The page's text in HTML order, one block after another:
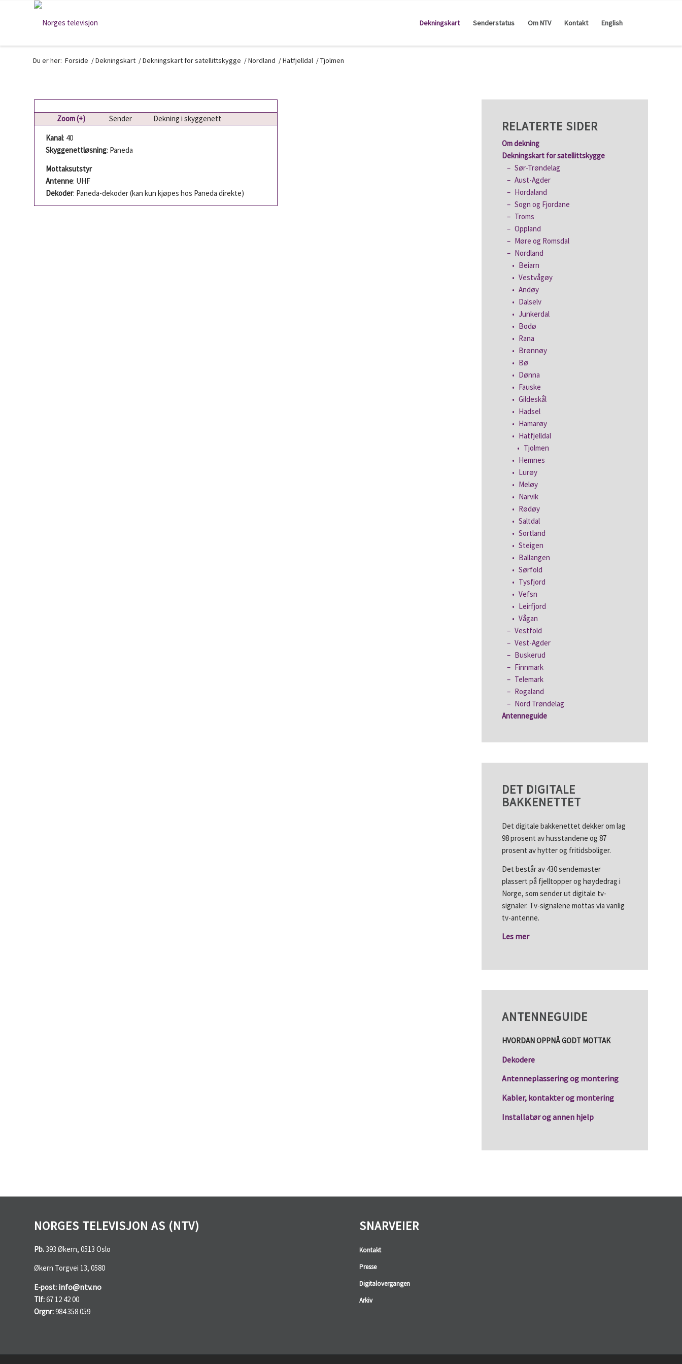
Dekningskart Senderstatus Om NTV Kontakt English
Du er her: Forside /Dekningskart /Dekningskart for satellittskygge /Nordland /Hatfjelldal /Tjolmen
Zoom (+) Sender
Dekning i skyggenett
Kanal: 40
Skyggenettløsning: Paneda
Mottaksutstyr
Antenne: UHF
Dekoder: Paneda-dekoder (kan kun kjøpes hos Paneda direkte)
RELATERTE SIDER
Om dekning
Dekningskart for satellittskygge
Sør-Trøndelag
Aust-Agder
Hordaland
Sogn og Fjordane
Troms
Oppland
Møre og Romsdal
Nordland
Beiarn
Vestvågøy
Andøy
Dalselv
Junkerdal
Bodø
Rana
Brønnøy
Bø
Dønna
Fauske
Gildeskål
Hadsel
Hamarøy
Hatfjelldal
Tjolmen
Hemnes
Lurøy
Meløy
Narvik
Rødøy
Saltdal
Sortland
Steigen
Ballangen
Sørfold
Tysfjord
Vefsn
Leirfjord
Vågan
Vestfold
Vest-Agder
Buskerud
Finnmark
Telemark
Rogaland
Nord Trøndelag
Antenneguide
DET DIGITALE
BAKKENETTET
Det digitale bakkenettet dekker om lag
98 prosent av husstandene og 87
prosent av hytter og fritidsboliger.
Det består av 430 sendemaster
plassert på fjelltopper og høydedrag i
Norge, som sender ut digitale tv-
signaler. Tv-signalene mottas via vanlig
tv-antenne.
Les mer
ANTENNEGUIDE
HVORDAN OPPNÅ GODT MOTTAK
Dekodere
Antenneplassering og montering
Kabler, kontakter og montering
Installatør og annen hjelp
NORGES TELEVISJON AS (NTV)
Pb.393 Økern, 0513 Oslo
Økern Torgvei 13, 0580
E-post: info@ntv.no
Tlf:67 12 42 00
Orgnr:984 358 059
SNARVEIER
Kontakt
Presse
Digitalovergangen
Arkiv